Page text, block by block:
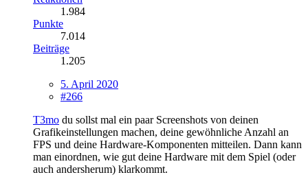
1.984
Punkte
7.014
Beiträge
1.205
5. April 2020
#266
T3mo du sollst mal ein paar Screenshots von deinen
Grafikeinstellungen machen, deine gewöhnliche Anzahl an
FPS und deine Hardware-Komponenten mitteilen. Dann kann
man einordnen, wie gut deine Hardware mit dem Spiel (oder
auch andersherum) klarkommt.